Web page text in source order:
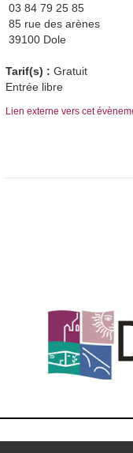
03 84 79 25 85
85 rue des arènes
39100 Dole
Tarif(s) : Gratuit
Entrée libre
Lien externe vers cet